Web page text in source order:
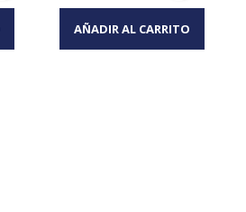
AÑADIR AL CARRITO